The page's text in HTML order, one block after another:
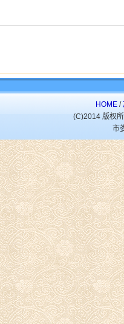
HOME /
(C)2014 版权
市